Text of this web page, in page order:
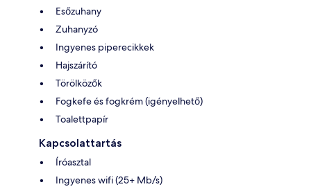
Esőzuhany
Zuhanyzó
Ingyenes piperecikkek
Hajszárító
Törölközők
Fogkefe és fogkrém (igényelhető)
Toalettpapír
Kapcsolattartás
Íróasztal
Ingyenes wifi (25+ Mb/s)